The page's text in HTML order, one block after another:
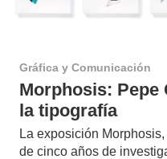
Gráfica y Comunicación
Morphosis: Pepe
la tipografía
La exposición
de cinco años de